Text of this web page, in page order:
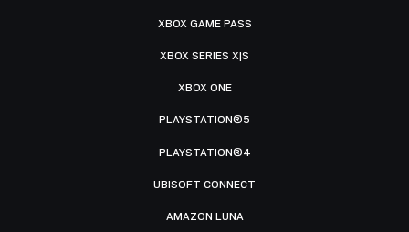
XBOX GAME PASS
XBOX SERIES X|S
XBOX ONE
PLAYSTATION®5
PLAYSTATION®4
UBISOFT CONNECT
AMAZON LUNA